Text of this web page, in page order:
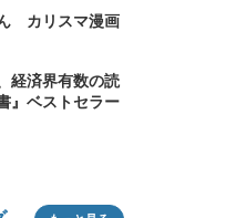
カリスマ漫画
経済界有数の読
』ベストセラー